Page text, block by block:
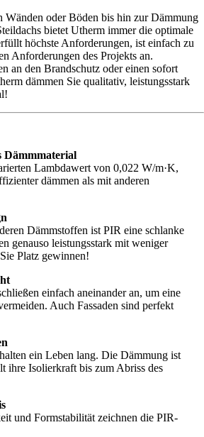
Wänden oder Böden bis hin zur Dämmung
bietet Utherm immer die optimale
höchste Anforderungen, ist einfach zu
Anforderungen des Projekts an.
an den Brandschutz oder einen sofort
dämmen Sie qualitativ, leistungsstark
Dämmmaterial
Lambdawert von 0,022 W/m·K,
dämmen als mit anderen
Dämmstoffen ist PIR eine schlanke
genauso leistungsstark mit weniger
Platz gewinnen!
einfach aneinander an, um eine
Auch Fassaden sind perfekt
ein Leben lang. Die Dämmung ist
ihre Isolierkraft bis zum Abriss des
und Formstabilität zeichnen die PIR-